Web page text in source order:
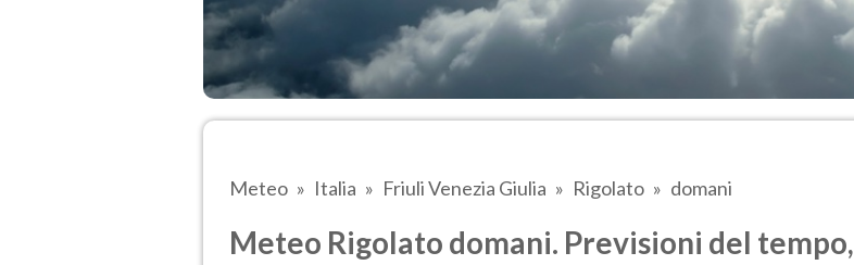
Meteo Italia Friuli Venezia Giulia Rigolato domani
Meteo Rigolato domani. Previsioni del tempo,